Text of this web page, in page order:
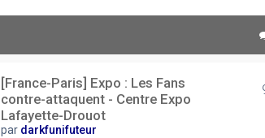
[France-Paris] Expo : Les Fans
contre-attaquent - Centre Expo
Lafayette-Drouot
par darkfunifuteur